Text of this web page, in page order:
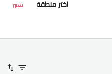
اختر منطقة تغيير